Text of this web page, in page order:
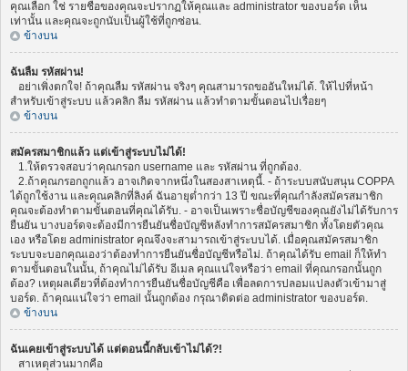
คุณเลือก ใช่ รายชื่อของคุณจะปรากฏให้คุณและ administrator ของบอร์ด เห็น
เท่านั้น และคุณจะถูกนับเป็นผู้ใช้ที่ถูกซ่อน.
ข้างบน
ฉันลืม รหัสผ่าน!
อย่าเพิ่งตกใจ! ถ้าคุณลืม รหัสผ่าน จริงๆ คุณสามารถขออันใหม่ได้. ให้ไปที่หน้า
สำหรับเข้าสู่ระบบ แล้วคลิก ลืม รหัสผ่าน แล้วทำตามขั้นตอนไปเรื่อยๆ
ข้างบน
สมัครสมาชิกแล้ว แต่เข้าสู่ระบบไม่ได้!
1.ให้ตรวจสอบว่าคุณกรอก username และ รหัสผ่าน ที่ถูกต้อง.
2.ถ้าคุณกรอกถูกแล้ว อาจเกิดจากหนึ่งในสองสาเหตุนี้. - ถ้าระบบสนับสนุน COPPA
ได้ถูกใช้งาน และคุณคลิกที่ลิงค์ ฉันอายุต่ำกว่า 13 ปี ขณะที่คุณกำลังสมัครสมาชิก
คุณจะต้องทำตามขั้นตอนที่คุณได้รับ. - อาจเป็นเพราะชื่อบัญชีของคุณยังไม่ได้รับการ
ยืนยัน บางบอร์ดจะต้องมีการยืนยันชื่อบัญชีหลังทำการสมัครสมาชิก ทั้งโดยตัวคุณ
เอง หรือโดย administrator คุณจึงจะสามารถเข้าสู่ระบบได้. เมื่อคุณสมัครสมาชิก
ระบบจะบอกคุณเองว่าต้องทำการยืนยันชื่อบัญชีหรือไม่. ถ้าคุณได้รับ email ก็ให้ทำ
ตามขั้นตอนในนั้น, ถ้าคุณไม่ได้รับ อีเมล คุณแน่ใจหรือว่า email ที่คุณกรอกนั้นถูก
ต้อง? เหตุผลเดียวที่ต้องทำการยืนยันชื่อบัญชีคือ เพื่อลดการปลอมแปลงตัวเข้ามาสู่
บอร์ด. ถ้าคุณแน่ใจว่า email นั้นถูกต้อง กรุณาติดต่อ administrator ของบอร์ด.
ข้างบน
ฉันเคยเข้าสู่ระบบได้ แต่ตอนนี้กลับเข้าไม่ได้?!
สาเหตุส่วนมากคือ